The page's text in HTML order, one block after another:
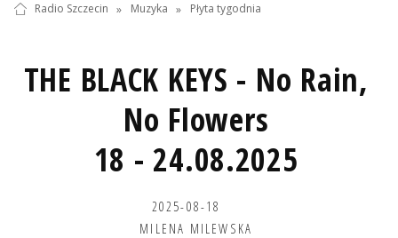
Radio Szczecin » Muzyka » Płyta tygodnia
THE BLACK KEYS - No Rain,
No Flowers
18 - 24.08.2025
2025-08-18
MILENA MILEWSKA